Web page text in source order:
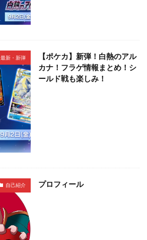
最新・新弾
【ポケカ】新弾！白熱のアル
カナ！フラゲ情報まとめ！シ
ールド戦も楽しみ！
自己紹介 プロフィール